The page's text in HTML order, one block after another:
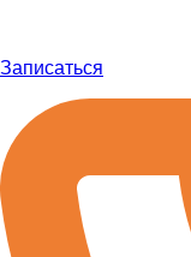
Записаться